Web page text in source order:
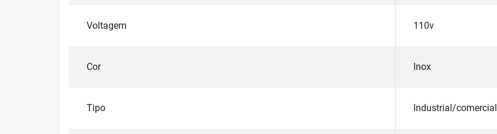
Voltagem 110v
Cor Inox
Tipo Industrial/comercial